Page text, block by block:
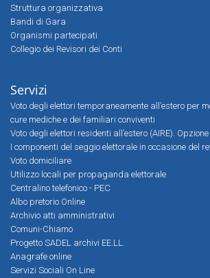
Struttura organizzativa
Bandi di Gara
Organismi partecipati
Collegio dei Revisori dei Conti
Servizi
Voto degli elettori temporaneamente all’estero per
cure mediche e dei familiari conviventi
Voto degli elettori residenti all’estero (AIRE).
I componenti del seggio elettorale in occasione del
Voto domiciliare
Utilizzo locali per propaganda elettorale
Centralino telefonico - PEC
Albo pretorio Online
Archivio atti amministrativi
Comuni-Chiamo
Progetto SADEL archivi EE.LL.
Anagrafe online
Servizi Sociali On Line